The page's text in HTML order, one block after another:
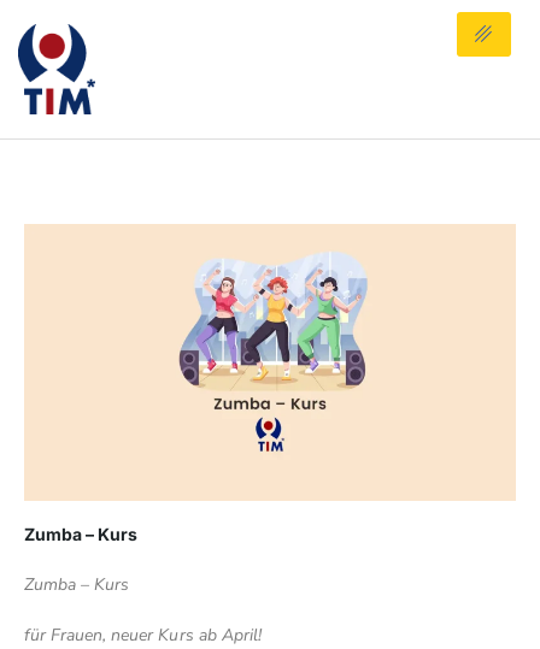
Zumba – Kurs
Zumba – Kurs
für Frauen, neuer Kurs ab April!